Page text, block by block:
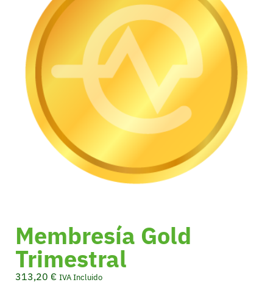
Membresía Gold
Trimestral
313,20 € IVA Incluido